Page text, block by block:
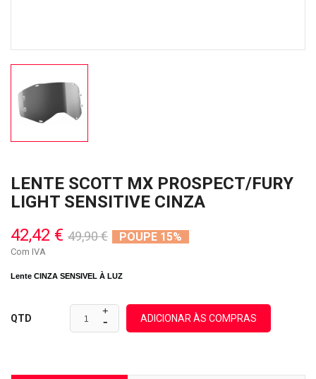
LENTE SCOTT MX PROSPECT/FURY
LIGHT SENSITIVE CINZA
42,42 € 49,90 € POUPE 15%
Com IVA
Lente CINZA SENSIVEL À LUZ
QTD ADICIONAR ÀS COMPRAS